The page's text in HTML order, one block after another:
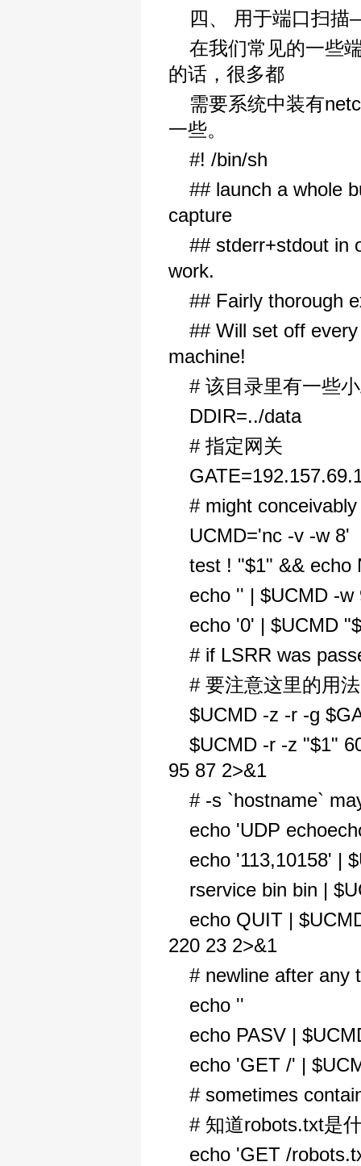
四、 用于端口扫
在我们常见的一些
的话，很多都
需要系统中装有
一些。
#! /bin/sh
## launch a whole
capture
## stderr+stdout in
work.
## Fairly thorough
## Will set off
machine!
# 该目录里有一些
DDIR=../data
# 指定网关
# might
UCMD='nc -v -w 8'
test ! "$1" && echo
echo '' | $UCMD -
echo '0' | $UCMD
# if LSRR was
# 要注意这里的用
$UCMD -z -r -g
$UCMD -r -z "$1"
95 87 2>&1
# -s `hostname`
echo 'UDP
echo '113,10158' |
rservice bin bin |
echo QUIT |
220 23 2>&1
# newline after any
echo ''
echo PASV |
echo 'GET /' |
# sometimes
# 知道robots.txt是
echo 'GET /